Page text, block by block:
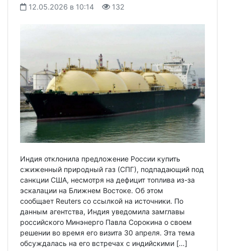
12.05.2026 в 10:14 132
Индия отклонила предложение России купить
сжиженный природный газ (СПГ), подпадающий под
санкции США, несмотря на дефицит топлива из-за
эскалации на Ближнем Востоке. Об этом
сообщает Reuters со ссылкой на источники. По
данным агентства, Индия уведомила замглавы
российского Минэнерго Павла Сорокина о своем
решении во время его визита 30 апреля. Эта тема
обсуждалась на его встречах с индийскими […]